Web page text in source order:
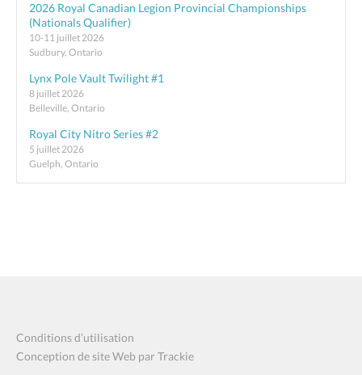
2026 Royal Canadian Legion Provincial Championships
(Nationals Qualifier)
10-11 juillet 2026
Sudbury, Ontario
Lynx Pole Vault Twilight #1
8 juillet 2026
Belleville, Ontario
Royal City Nitro Series #2
5 juillet 2026
Guelph, Ontario
Conditions d’utilisation
Conception de site Web par Trackie